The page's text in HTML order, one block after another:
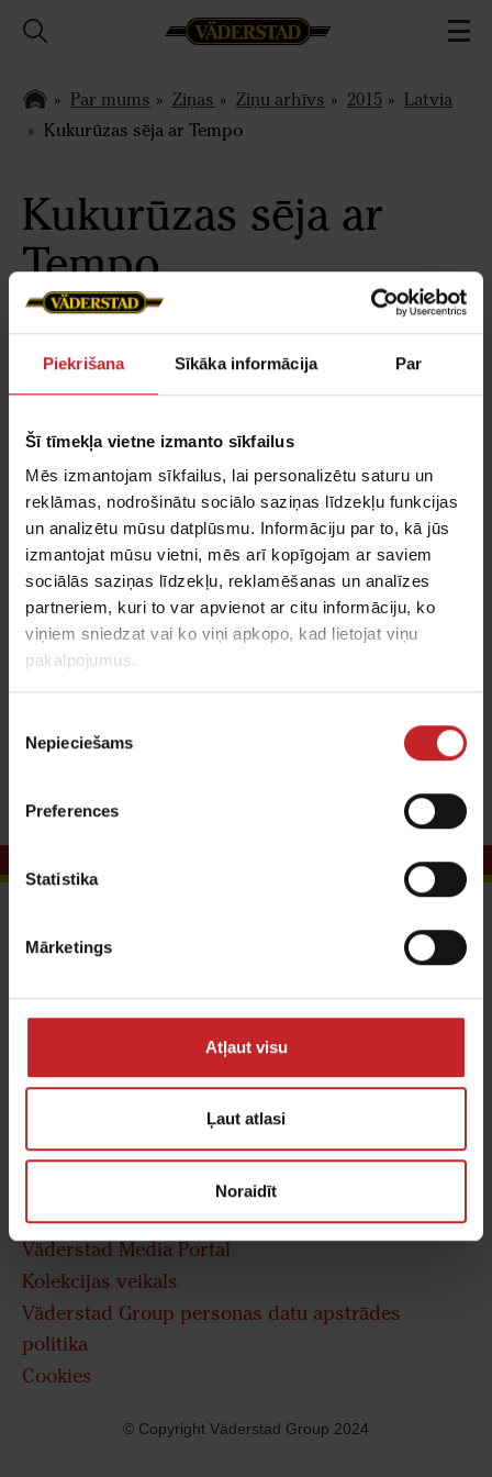
Piekrišana Sīkāka informācija Par
Šī tīmekļa vietne izmanto sīkfailus
Mēs izmantojam sīkfailus, lai personalizētu saturu un
reklāmas, nodrošinātu sociālo saziņas līdzekļu funkcijas
un analizētu mūsu datplūsmu. Informāciju par to, kā jūs
izmantojat mūsu vietni, mēs arī kopīgojam ar saviem
sociālās saziņas līdzekļu, reklamēšanas un analīzes
partneriem, kuri to var apvienot ar citu informāciju, ko
viņiem sniedzat vai ko viņi apkopo, kad lietojat viņu
pakalpojumus.
izvēle
Nepieciešams
Preferences
Statistika
Mārketings
Atļaut visu
Ļaut atlasi
Noraidīt
Par mums Ziņas Ziņu arhīvs 2015
Latvia
Kukurūzas sēja ar Tempo
Kukurūzas sēja ar
Tempo
Mālpils novada saimniecības SIA "Sidgunda 2"
saimnieks Normunds Kalniņš kukurūzu sēj ar
Vaderstad precīzās sējas sējmašīnu Tempo.
Šogad ar sējmašīnu Tempo sēts dažādos veidos -
gan veikta sēja ar mikroelementiem, gan sēts bez
mikroelementiem. Kāds ir iznākums un kādas
iespējas sniedz Vaderstad Tempo, uzziniet sižetā.
Väderstad SIA
Izstāžu komplekss "Rāmava"
Rīga, LV-1076
+371 6 761 25 42
infoLV@vaderstad.com
Väderstad Media Portal
Kolekcijas veikals
Väderstad Group personas datu apstrādes
politika
Cookies
© Copyright Väderstad Group 2024